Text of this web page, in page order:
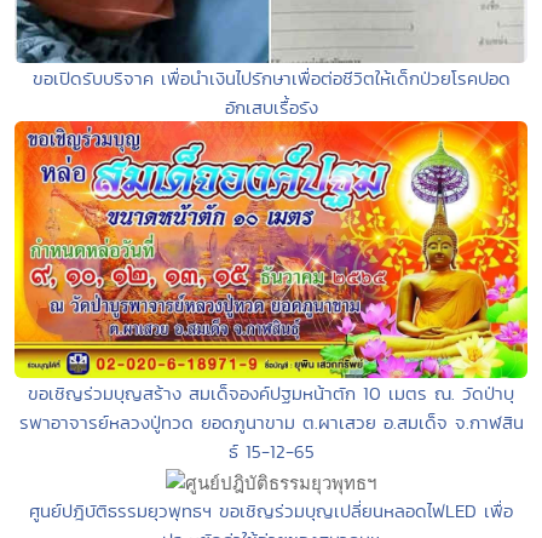
ขอเปิดรับบริจาค เพื่อนำเงินไปรักษาเพื่อต่อชีวิตให้เด็กป่วยโรคปอด
อักเสบเรื้อรัง
ขอเชิญร่วมบุญสร้าง สมเด็จองค์ปฐมหน้าตัก 10 เมตร ณ. วัดป่าบุ
รพาอาจารย์หลวงปู่ทวด ยอดภูนาขาม ต.ผาเสวย อ.สมเด็จ จ.กาฬสิน
ธ์ 15-12-65
ศูนย์ปฎิบัติธรรมยุวพุทธฯ ขอเชิญร่วมบุญเปลี่ยนหลอดไฟLED เพื่อ